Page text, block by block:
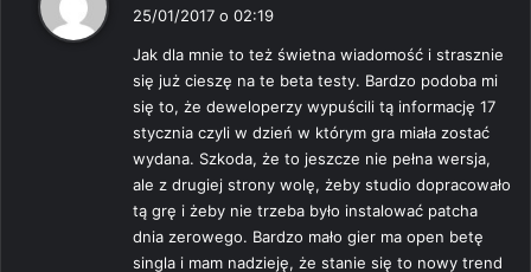
z
e
:
25/01/2017 o 02:19
Jak dla mnie to też świetna wiadomość i strasznie
się już cieszę na te beta testy. Bardzo podoba mi
się to, że deweloperzy wypuścili tą informację 17
stycznia czyli w dzień w którym gra miała zostać
wydana. Szkoda, że to jeszcze nie pełna wersja,
ale z drugiej strony wolę, żeby studio dopracowało
tą grę i żeby nie trzeba było instalować patcha
dnia zerowego. Bardzo mało gier ma open betę
singla i mam nadzieję, że stanie się to nowy trend